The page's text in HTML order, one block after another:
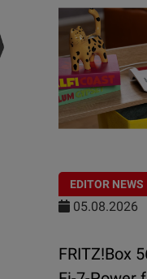
EDITOR NEWS
05.08.2026
FRITZ!Box